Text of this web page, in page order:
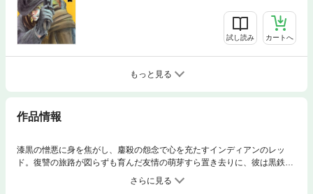
試し読み カートへ
もっと見る
作品情報
漆黒の憎悪に身を焦がし、鏖殺の怨念で心を充たすインディアンのレッ
ド。復讐の旅路が図らずも育んだ友情の萌芽すら置き去りに、彼は黒鉄の
爪牙を磨き、幾多の死線をもくぐり抜けて、冷血の猛禽へと変貌するの
か……。19世紀末、アメリカ。時代の奔流に抗う、叛骨の挽歌！ 鬼才・